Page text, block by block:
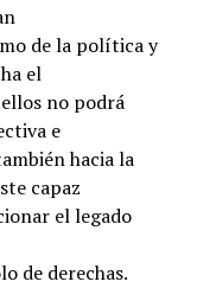
de la política y
el
no podrá
e
hacia la
capaz
el legado
de derechas.